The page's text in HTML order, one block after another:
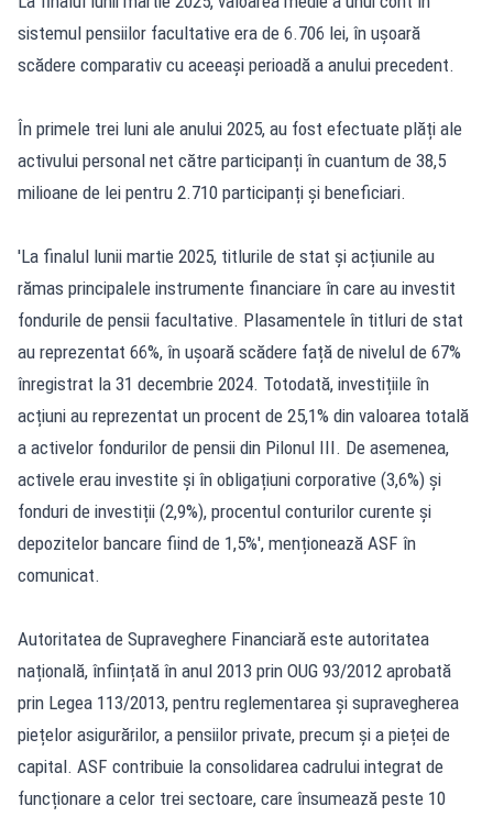
sistemul pensiilor facultative era de 6.706 lei, în ușoară
scădere comparativ cu aceeași perioadă a anului precedent.
În primele trei luni ale anului 2025, au fost efectuate plăți ale
activului personal net către participanți în cuantum de 38,5
milioane de lei pentru 2.710 participanți și beneficiari.
'La finalul lunii martie 2025, titlurile de stat și acțiunile au
rămas principalele instrumente financiare în care au investit
fondurile de pensii facultative. Plasamentele în titluri de stat
au reprezentat 66%, în ușoară scădere față de nivelul de 67%
înregistrat la 31 decembrie 2024. Totodată, investițiile în
acțiuni au reprezentat un procent de 25,1% din valoarea totală
a activelor fondurilor de pensii din Pilonul III. De asemenea,
activele erau investite și în obligațiuni corporative (3,6%) și
fonduri de investiții (2,9%), procentul conturilor curente și
depozitelor bancare fiind de 1,5%', menționează ASF în
comunicat.
Autoritatea de Supraveghere Financiară este autoritatea
națională, înființată în anul 2013 prin OUG 93/2012 aprobată
prin Legea 113/2013, pentru reglementarea și supravegherea
piețelor asigurărilor, a pensiilor private, precum și a pieței de
capital. ASF contribuie la consolidarea cadrului integrat de
funcționare a celor trei sectoare, care însumează peste 10